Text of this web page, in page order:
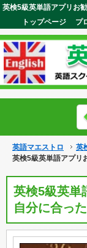
プ
トップページ
英語マエストロ
英
英検5級英単語アプリ
英検5級英単
自分に合っ